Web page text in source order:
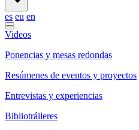
es eu en
Videos
Ponencias y mesas redondas
Resúmenes de eventos y proyectos
Entrevistas y experiencias
Bibliotráileres